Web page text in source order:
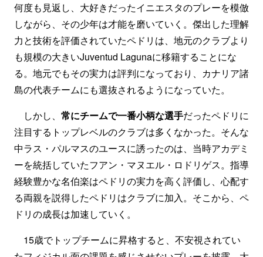
何度も見返し、大好きだったイニエスタのプレーを模倣
しながら、その少年は才能を磨いていく。傑出した理解
力と技術を評価されていたペドリは、地元のクラブより
も規模の大きいJuventud Lagunaに移籍することにな
る。地元でもその実力は評判になっており、カナリア諸
島の代表チームにも選抜されるようになっていた。
しかし、 常にチームで一番小柄な選手だったペドリに
注目するトップレベルのクラブは多くなかった。そんな
中ラス・パルマスのユースに誘ったのは、当時アカデミ
ーを統括していたフアン・マヌエル・ロドリゲス。指導
経験豊かな名伯楽はペドリの実力を高く評価し、心配す
る両親を説得したペドリはクラブに加入。そこから、ペ
ドリの成長は加速していく。
15歳でトップチームに昇格すると、不安視されてい